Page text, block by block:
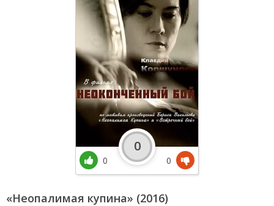
«Неопалимая купина» (2016)
0
0
0